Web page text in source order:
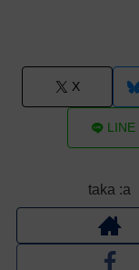
X
LINE
taka :a